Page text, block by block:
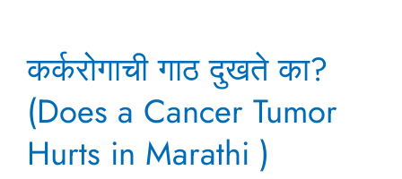
कर्करोगाची गाठ दुखते का?
(Does a Cancer Tumor
Hurts in Marathi )
गाठ
का?
(Does
a